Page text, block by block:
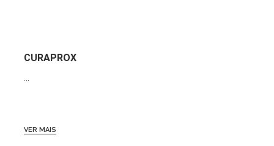
CURAPROX
...
VER MAIS